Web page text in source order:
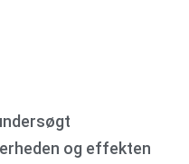
og effekten